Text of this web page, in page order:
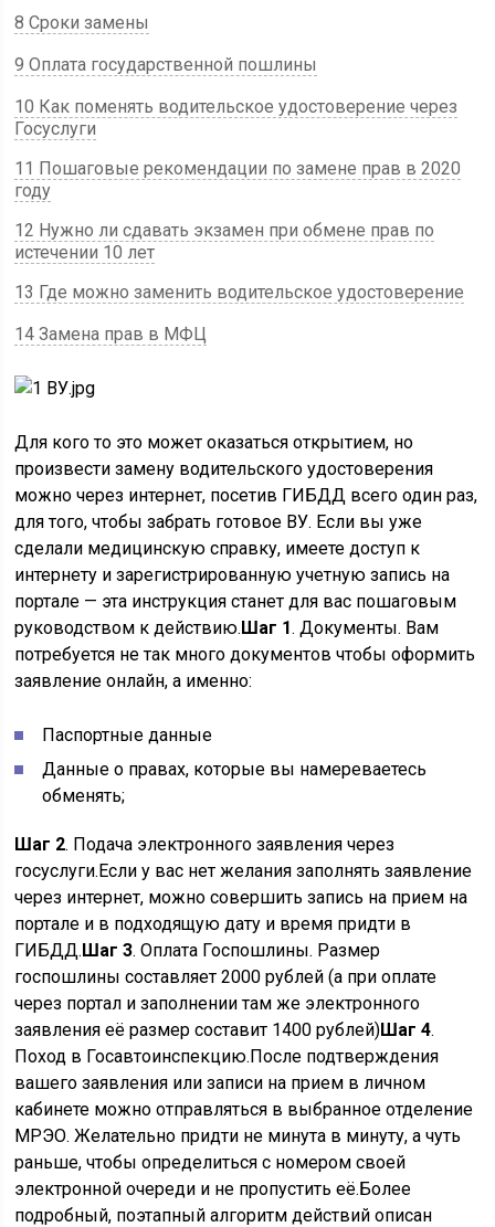
8 Сроки замены
9 Оплата государственной пошлины
10 Как поменять водительское удостоверение через
Госуслуги
11 Пошаговые рекомендации по замене прав в 2020
году
12 Нужно ли сдавать экзамен при обмене прав по
истечении 10 лет
13 Где можно заменить водительское удостоверение
14 Замена прав в МФЦ
Для кого то это может оказаться открытием, но
произвести замену водительского удостоверения
можно через интернет, посетив ГИБДД всего один раз,
для того, чтобы забрать готовое ВУ. Если вы уже
сделали медицинскую справку, имеете доступ к
интернету и зарегистрированную учетную запись на
портале — эта инструкция станет для вас пошаговым
руководством к действию.Шаг 1. Документы. Вам
потребуется не так много документов чтобы оформить
заявление онлайн, а именно:
Паспортные данные
Данные о правах, которые вы намереваетесь
обменять;
Шаг 2. Подача электронного заявления через
госуслуги.Если у вас нет желания заполнять заявление
через интернет, можно совершить запись на прием на
портале и в подходящую дату и время придти в
ГИБДД.Шаг 3. Оплата Госпошлины. Размер
госпошлины составляет 2000 рублей (а при оплате
через портал и заполнении там же электронного
заявления её размер составит 1400 рублей)Шаг 4.
Поход в Госавтоинспекцию.После подтверждения
вашего заявления или записи на прием в личном
кабинете можно отправляться в выбранное отделение
МРЭО. Желательно придти не минута в минуту, а чуть
раньше, чтобы определиться с номером своей
электронной очереди и не пропустить её.Более
подробный, поэтапный алгоритм действий описан